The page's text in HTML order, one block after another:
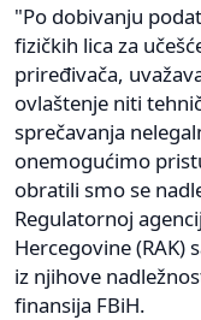
"Po dobivanju
fizičkih lica za
priređivača,
ovlaštenje niti
sprečavanja
onemogućimo
obratili smo se
Regulatornoj
Hercegovine (RAK)
iz njihove
finansija FBiH.